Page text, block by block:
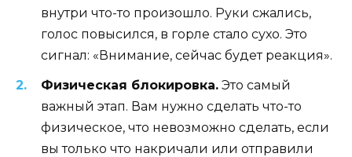
внутри что-то произошло. Руки сжались,
голос повысился, в горле стало сухо. Это
сигнал: «Внимание, сейчас будет реакция».
Физическая блокировка. Это самый
важный этап. Вам нужно сделать что-то
физическое, что невозможно сделать, если
вы только что накричали или отправили